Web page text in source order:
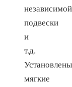
независимой
подвески
и
т.д.
Установлены
мягкие